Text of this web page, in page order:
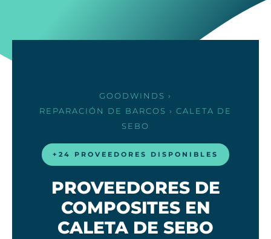
GOODWINDS ›
REPARACIÓN DE BARCOS › CALETA DE
SEBO
+24 PROVEEDORES DISPONIBLES
PROVEEDORES DE
COMPOSITES EN
CALETA DE SEBO